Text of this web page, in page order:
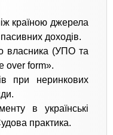
країною джерела
доходів.
власника (УПО та
over form».
при неринкових
в українські
практика.